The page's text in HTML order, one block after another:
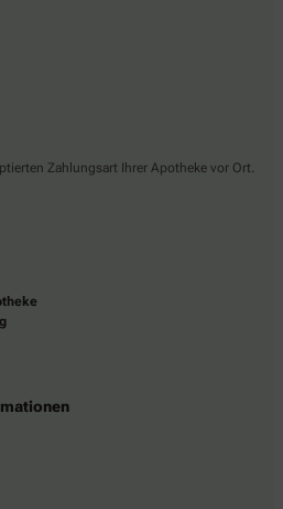
Zahlungsart Ihrer Apotheke vor Ort.